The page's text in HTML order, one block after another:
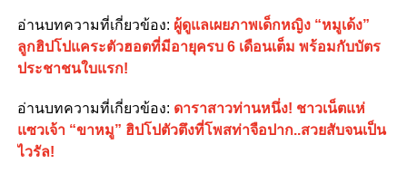
อ่านบทความที่เกี่ยวข้อง: ผู้ดูแลเผยภาพเด็กหญิง “หมูเด้ง”
ลูกฮิปโปแคระตัวฮอตที่มีอายุครบ 6 เดือนเต็ม พร้อมกับบัตร
ประชาชนใบแรก!
อ่านบทความที่เกี่ยวข้อง: ดาราสาวท่านหนึ่ง! ชาวเน็ตแห่
แซวเจ้า “ขาหมู” ฮิปโปตัวตึงที่โพสท่าจือปาก..สวยสับจนเป็น
ไวรัล!